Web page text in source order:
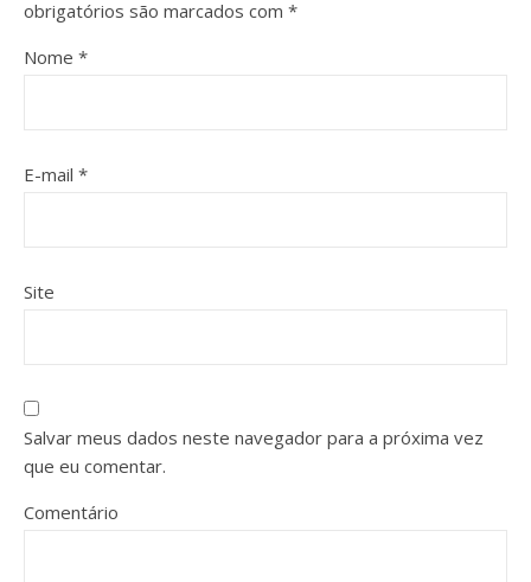
obrigatórios são marcados com *
Nome *
E-mail *
Site
Salvar meus dados neste navegador para a próxima vez
que eu comentar.
Comentário